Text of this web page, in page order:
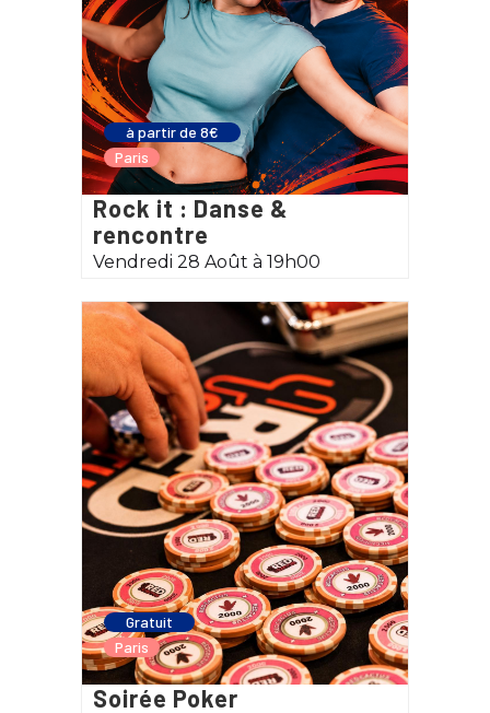
à partir de 8€
Paris
Rock it : Danse &
rencontre
Vendredi 28 Août à 19h00
Gratuit
Paris
Soirée Poker